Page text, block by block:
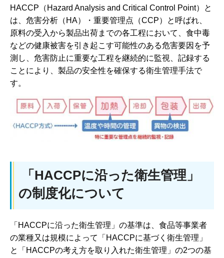
HACCP（Hazard Analysis and Critical Control Point）と
は、危害分析（HA）・重要管理点（CCP）と呼ばれ、
原料の受入から製品出荷までの各工程において、食中毒
などの健康被害を引き起こす可能性のある危害要因を予
測し、危害防止に重要な工程を継続的に監視、記録する
ことにより、製品の安全性を確保する衛生管理手法で
す。
「HACCPに沿った衛生管理」
の制度化について
「HACCPに沿った衛生管理」の基準は、食品等事業者
の業種又は規模によって「HACCPに基づく衛生管理」
と「HACCPの考え方を取り入れた衛生管理」の2つの基